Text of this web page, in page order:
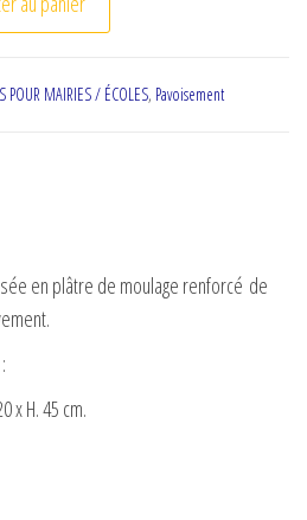
POUR MAIRIES / ÉCOLES, Pavoisement
en plâtre de moulage renforcé de
x H. 45 cm.